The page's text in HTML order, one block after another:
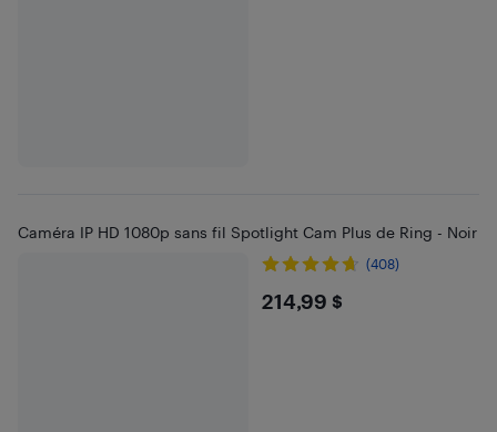
Caméra IP HD 1080p sans fil Spotlight Cam Plus de Ring - Noir
(408)
$214.99
214,99 $